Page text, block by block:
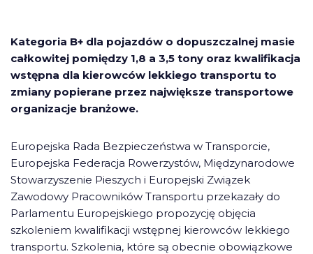
Kategoria B+ dla pojazdów o dopuszczalnej masie
całkowitej pomiędzy 1,8 a 3,5 tony oraz kwalifikacja
wstępna dla kierowców lekkiego transportu to
zmiany popierane przez największe transportowe
organizacje branżowe.
Europejska Rada Bezpieczeństwa w Transporcie,
Europejska Federacja Rowerzystów, Międzynarodowe
Stowarzyszenie Pieszych i Europejski Związek
Zawodowy Pracowników Transportu przekazały do
Parlamentu Europejskiego propozycję objęcia
szkoleniem kwalifikacji wstępnej kierowców lekkiego
transportu. Szkolenia, które są obecnie obowiązkowe